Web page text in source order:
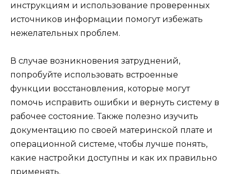
инструкциям и использование проверенных
источников информации помогут избежать
нежелательных проблем.
В случае возникновения затруднений,
попробуйте использовать встроенные
функции восстановления, которые могут
помочь исправить ошибки и вернуть систему в
рабочее состояние. Также полезно изучить
документацию по своей материнской плате и
операционной системе, чтобы лучше понять,
какие настройки доступны и как их правильно
применять.